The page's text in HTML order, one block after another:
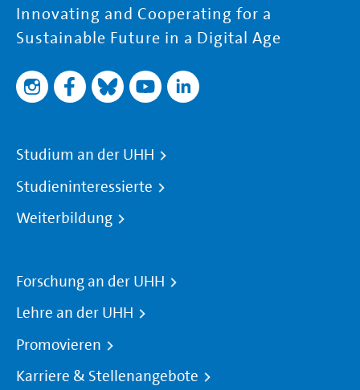
Innovating and Cooperating for a
Sustainable Future in a Digital Age
Studium an der UHH
Studieninteressierte
Weiterbildung
Forschung an der UHH
Lehre an der UHH
Promovieren
Karriere & Stellenangebote